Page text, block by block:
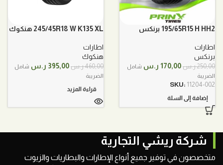
195/65R15 H HH2 برنكس
اطارات
برنكس
250,00ر.س السعر
هو:
170,00 ر.س السعر
شامل
الضريبة
SKU: 11204-002
إضافة إلى السلة
245/45R18 W K135 XL هنكوك
اطارات
هنكوك
460,00ر.س السعر
460,00 ر.س.
395,00 ر.س السعر
شامل
الضريبة
قراءة المزيد
شركة ريشي التجارية
متخصصون في توفير جميع أنواع الإطارات والبطاريات والزيوت